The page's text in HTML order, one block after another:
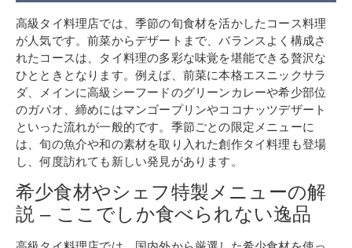
高級タイ料理店では、季節の旬食材を活かしたコース料理
が人気です。前菜からデザートまで、バランスよく構成さ
れたコースは、タイ料理の多彩な味覚を堪能できる贅沢な
ひとときとなります。例えば、前菜に本格エスニックサラ
ダ、メインに高級シーフードのグリーンカレーや希少部位
のガパオ、締めにはマンゴープリンやココナッツデザート
といった流れが一般的です。季節ごとの限定メニューに
は、旬の魚介や和の素材を取り入れた創作タイ料理も登場
し、何度訪れても新しい発見があります。
希少食材やシェフ特製メニューの解
説 – ここでしか食べられない逸品